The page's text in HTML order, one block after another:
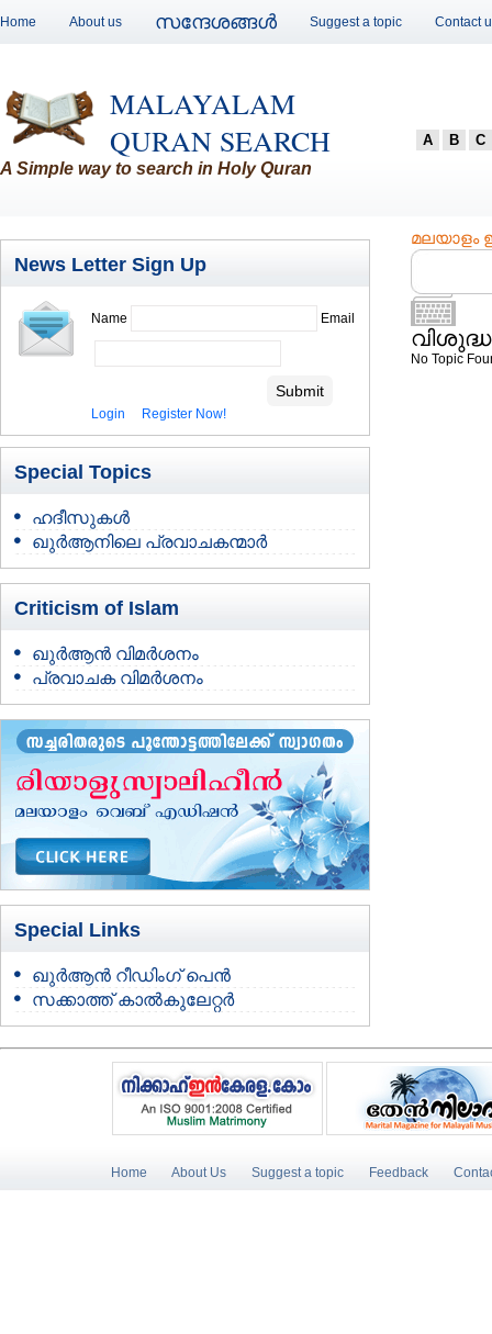
Home About us സന്ദേശങ്ങള്‍ Suggest a topic Contact
MALAYALAM
QURAN SEARCH
A Simple way to search in Holy Quran
A B C
News Letter Sign Up
Name Email
Login Register Now!
Special Topics
ഹദീസുകള്‍
ഖുര്‍ആനിലെ പ്രവാചകന്മാര്‍
Criticism of Islam
ഖുര്‍ആന്‍ വിമര്‍ശനം
പ്രവാചക വിമര്‍ശനം
Special Links
ഖുർആൻ റീഡിംഗ് പെൻ
സക്കാത്ത് കാൽകുലേറ്റർ
മലയാളം
No Topic
Home About Us Suggest a topic Feedback